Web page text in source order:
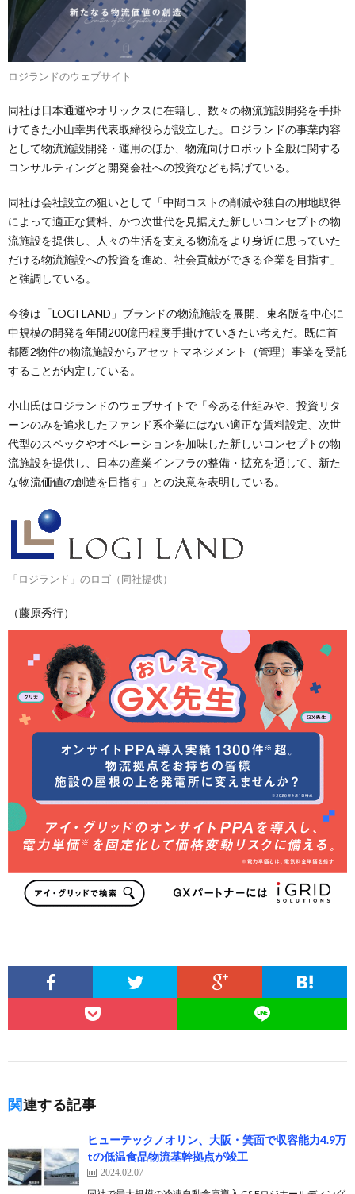
ロジランドのウェブサイト
同社は日本通運やオリックスに在籍し、数々の物流施設開発を手掛
けてきた小山幸男代表取締役らが設立した。ロジランドの事業内容
として物流施設開発・運用のほか、物流向けロボット全般に関する
コンサルティングと開発会社への投資なども掲げている。
同社は会社設立の狙いとして「中間コストの削減や独自の用地取得
によって適正な賃料、かつ次世代を見据えた新しいコンセプトの物
流施設を提供し、人々の生活を支える物流をより身近に思っていた
だける物流施設への投資を進め、社会貢献ができる企業を目指す」
と強調している。
今後は「LOGI LAND」ブランドの物流施設を展開、東名阪を中心に
中規模の開発を年間200億円程度手掛けていきたい考えだ。既に首
都圏2物件の物流施設からアセットマネジメント（管理）事業を受託
することが内定している。
小山氏はロジランドのウェブサイトで「今ある仕組みや、投資リタ
ーンのみを追求したファンド系企業にはない適正な賃料設定、次世
代型のスペックやオペレーションを加味した新しいコンセプトの物
流施設を提供し、日本の産業インフラの整備・拡充を通して、新た
な物流価値の創造を目指す」との決意を表明している。
「ロジランド」のロゴ（同社提供）
（藤原秀行）
関連する記事
ヒューテックノオリン、大阪・箕面で収容能力4.9万
tの低温食品物流基幹拠点が竣工
2024.02.07